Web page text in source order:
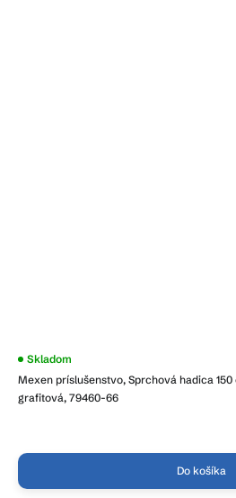
Mexen príslušenstvo, Sprchová hadica
grafitová, 79460-66
Skladom
Do košíka